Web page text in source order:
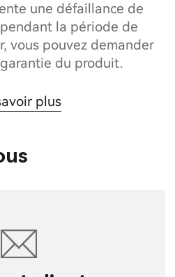
une défaillance de
la période de
vous pouvez demander
du produit.
plus